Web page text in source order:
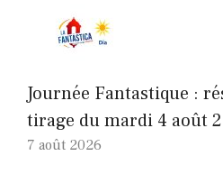
Journée Fantastique :
tirage du mardi 4 août
7 août 2026